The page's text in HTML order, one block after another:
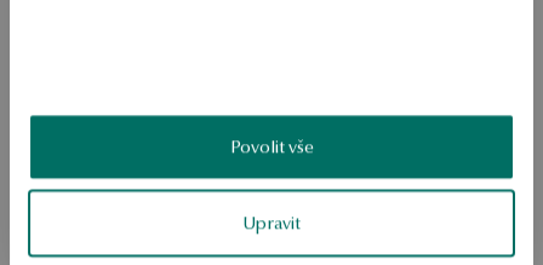
Povolit vše
Upravit
BEZPEČNOST
5.0
Známka
Založeno na
1hodnocení